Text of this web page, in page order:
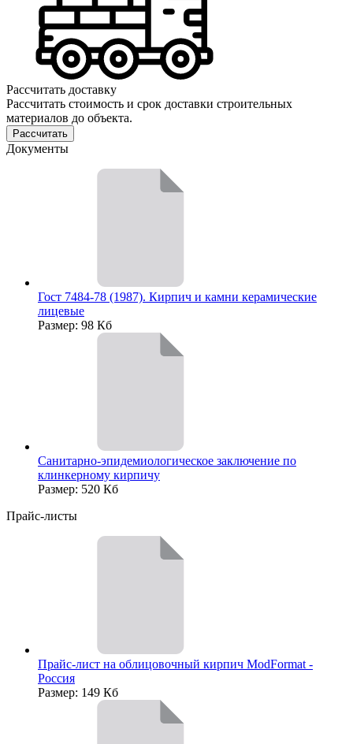
Рассчитать доставку
Рассчитать стоимость и срок доставки строительных
материалов до объекта.
Рассчитать
Документы
Гост 7484-78 (1987). Кирпич и камни керамические
лицевые
Размер: 98 Кб
Санитарно-эпидемиологическое заключение по
клинкерному кирпичу
Размер: 520 Кб
Прайс-листы
Прайс-лист на облицовочный кирпич ModFormat -
Россия
Размер: 149 Кб